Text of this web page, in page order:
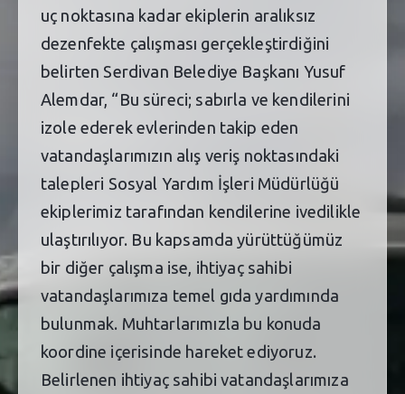
uç noktasına kadar ekiplerin aralıksız
dezenfekte çalışması gerçekleştirdiğini
belirten Serdivan Belediye Başkanı Yusuf
Alemdar, “Bu süreci; sabırla ve kendilerini
izole ederek evlerinden takip eden
vatandaşlarımızın alış veriş noktasındaki
talepleri Sosyal Yardım İşleri Müdürlüğü
ekiplerimiz tarafından kendilerine ivedilikle
ulaştırılıyor. Bu kapsamda yürüttüğümüz
bir diğer çalışma ise, ihtiyaç sahibi
vatandaşlarımıza temel gıda yardımında
bulunmak. Muhtarlarımızla bu konuda
koordine içerisinde hareket ediyoruz.
Belirlenen ihtiyaç sahibi vatandaşlarımıza